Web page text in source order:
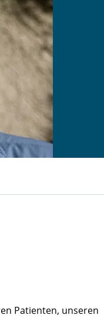
Patienten, unseren